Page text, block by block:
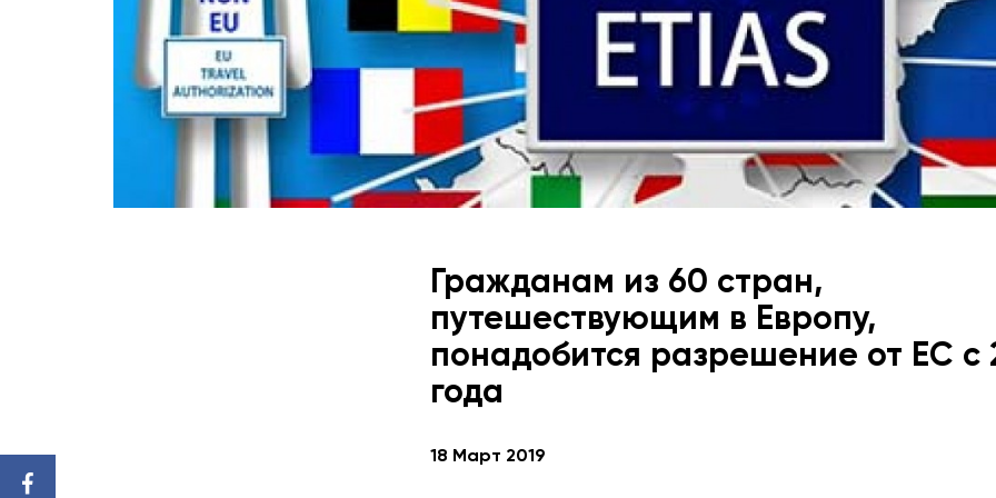
Гражданам из 60 стран,
путешествующим в Европу,
понадобится разрешение от ЕС с
года
18 Март 2019